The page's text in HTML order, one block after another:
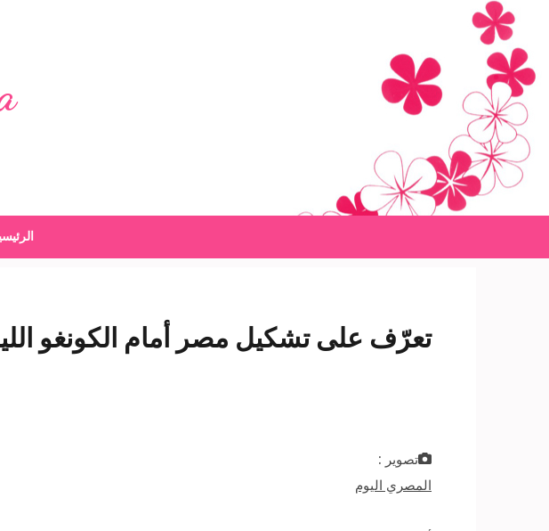
content
(Press
Enter)
تعرّف على تشكيل مصر أمام الكونغو
تصوير :
المصري اليوم